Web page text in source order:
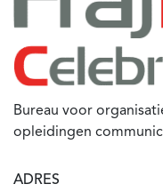
Bureau voor
opleidingen
ADRES